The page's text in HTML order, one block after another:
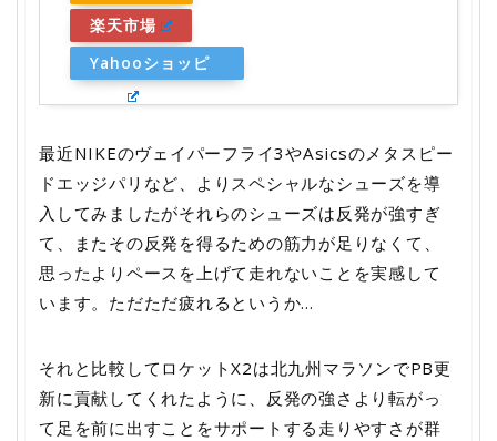
楽天市場
Yahooショッピ
最近NIKEのヴェイパーフライ3やAsicsのメタスピー
ドエッジパリなど、よりスペシャルなシューズを導
入してみましたがそれらのシューズは反発が強すぎ
て、またその反発を得るための筋力が足りなくて、
思ったよりペースを上げて走れないことを実感して
います。ただただ疲れるというか…
それと比較してロケットX2は北九州マラソンでPB更
新に貢献してくれたように、反発の強さより転がっ
て足を前に出すことをサポートする走りやすさが群